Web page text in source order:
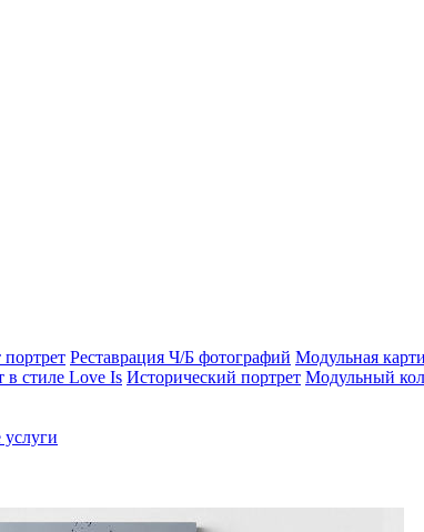
Реставрация Ч/Б фотографий Модульная
в стиле Love Is Исторический портрет Модульный